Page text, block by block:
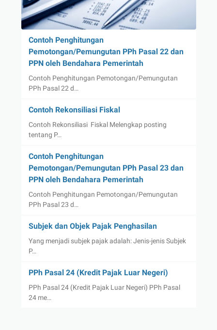
Contoh Penghitungan
Pemotongan/Pemungutan PPh Pasal 22 dan
PPN oleh Bendahara Pemerintah
Contoh Penghitungan Pemotongan/Pemungutan
PPh Pasal 22 d…
Contoh Rekonsiliasi Fiskal
Contoh Rekonsiliasi Fiskal Melengkap posting
tentang P…
Contoh Penghitungan
Pemotongan/Pemungutan PPh Pasal 23 dan
PPN oleh Bendahara Pemerintah
Contoh Penghitungan Pemotongan/Pemungutan
PPh Pasal 23 d…
Subjek dan Objek Pajak Penghasilan
Yang menjadi subjek pajak adalah: Jenis-jenis Subjek
P…
PPh Pasal 24 (Kredit Pajak Luar Negeri)
PPh Pasal 24 (Kredit Pajak Luar Negeri) PPh Pasal
24 me…